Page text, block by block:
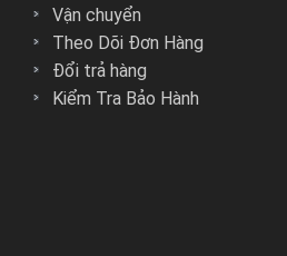
Vận chuyển
Theo Dõi Đơn Hàng
Đổi trả hàng
Kiểm Tra Bảo Hành